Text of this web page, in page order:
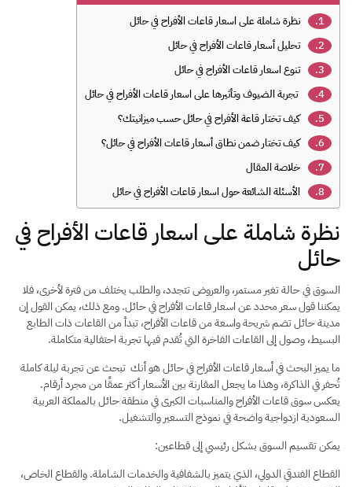
نظرة شاملة على اسعار قاعات الأفراح في حائل
تحليل أسعار قاعات الأفراح في حائل
تنوع اسعار قاعات الأفراح في حائل
تجربة الضيوف وتأثيرها على اسعار قاعات الأفراح في حائل
كيف تختار قاعة الأفراح في حائل حسب ميزانيتك؟
كيف تختار ضمن نطاق أسعار قاعات الأفراح في حائل؟
خلاصة المقال
الأسئلة الشائعة حول اسعار قاعات الأفراح في حائل
نظرة شاملة على اسعار قاعات الأفراح في
حائل
السوق في حالة تغير مستمر، والعروض تتجدد، والطلب يختلف من فترة لأخرى، فلا
يمكننا قول سعر محدد عن اسعار قاعات الأفراح في حائل. ومع ذلك، يمكن القول إن
مدينة حائل تضم شريحة واسعة من قاعات الأفراح، تبدأ من القاعات ذات الطابع
البسيط، وصول إلى القاعات الفاخرة التي تُقدم فيها تجربة احتفالية متكاملة.
ما يميز البحث في أسعار قاعات الأفراح في حائل هو أنك تبحث عن تجربة ليلة كاملة
تُحفر في الذاكرة، وهذا ما يجعل المقارنة بين الأسعار أكثر عمقًا من مجرد أرقام.
يعكس سوق قاعات الأفراح والمناسبات الكبرى في منطقة حائل بالمملكة العربية
السعودية ازدواجية واضحة في نموذج التسعير والتشغيل.
يمكن تقسيم السوق بشكل رئيسي إلى قطاعين:
القطاع الفندقي الدولي، الذي يتميز بالشفافية والخدمات الشاملة. والقطاع الخاص،